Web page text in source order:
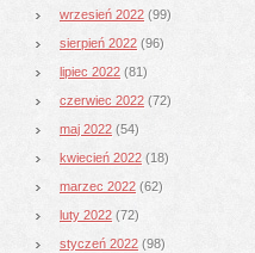
wrzesień 2022 (99)
sierpień 2022 (96)
lipiec 2022 (81)
czerwiec 2022 (72)
maj 2022 (54)
kwiecień 2022 (18)
marzec 2022 (62)
luty 2022 (72)
styczeń 2022 (98)